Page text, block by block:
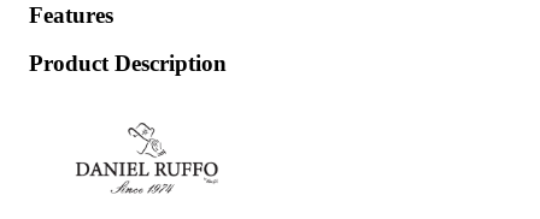
Features
Product Description